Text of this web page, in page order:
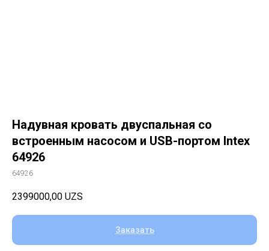
Надувная кровать двуспальная со
встроенным насосом и USB-портом Intex
64926
64926
2399000,00 UZS
Заказать